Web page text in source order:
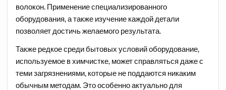
волокон. Применение специализированного
оборудования, а также изучение каждой детали
позволяет достичь желаемого результата.
Также редкое среди бытовых условий оборудование,
используемое в химчистке, может справляться даже с
теми загрязнениями, которые не поддаются никаким
обычным методам. Это особенно актуально для